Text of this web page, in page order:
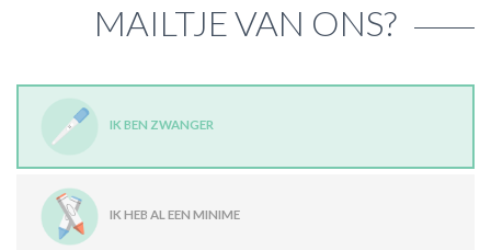
MAILTJE VAN ONS?
IK BEN ZWANGER
IK HEB AL EEN MINIME